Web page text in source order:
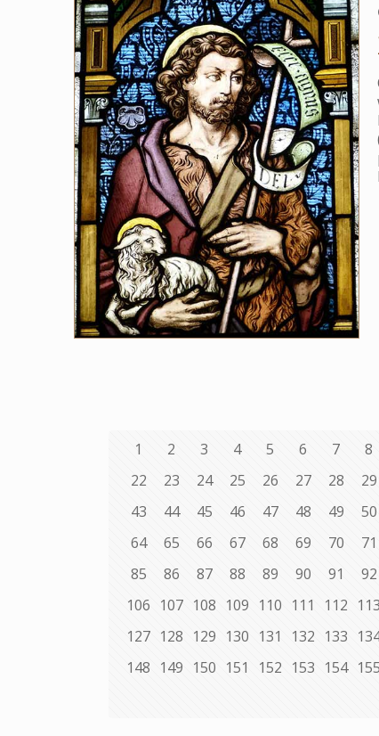
1 2 3 4 5 6 7 8
22
23 24 25 26 27 28 29
43
44 45 46 47 48 49 50
64
65 66 67 68 69 70 71
85
86 87 88 89 90 91 92
106 107 108 109 110 111 112 113
127 128 129 130 131 132 133
148 149 150 151 152 153 154 155